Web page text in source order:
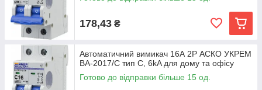
178,43 ₴
Автоматичний вимикач 16А 2Р АСКО УКРЕМ
ВА-2017/С тип C, 6kA для дому та офісу
Готово до відправки більше 15 од.